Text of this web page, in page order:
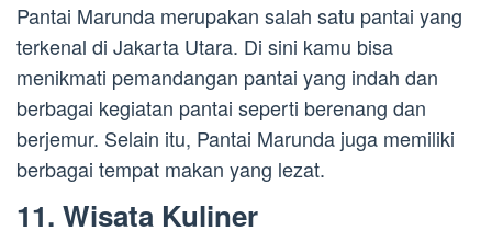
Pantai Marunda merupakan salah satu pantai yang
terkenal di Jakarta Utara. Di sini kamu bisa
menikmati pemandangan pantai yang indah dan
berbagai kegiatan pantai seperti berenang dan
berjemur. Selain itu, Pantai Marunda juga memiliki
berbagai tempat makan yang lezat.
11. Wisata Kuliner